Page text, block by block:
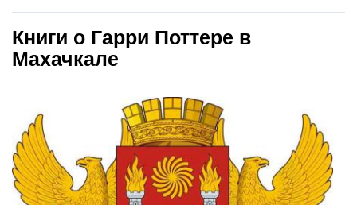
Книги о Гарри Поттере в
Махачкале